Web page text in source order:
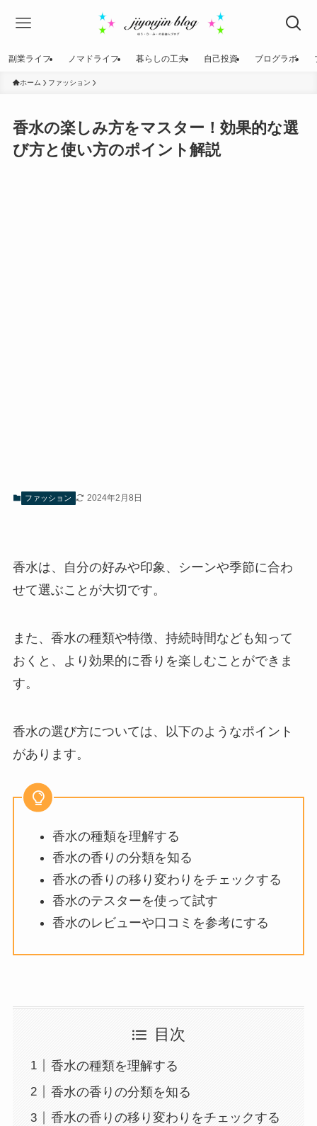
副業ライフ ノマドライフ 暮らしの工夫 自己投資 ブログラボ
ホーム ファッション
香水の楽しみ方をマスター！効果的な選
び方と使い方のポイント解説
ファッション 2024年2月8日
香水は、自分の好みや印象、シーンや季節に合わ
せて選ぶことが大切です。
また、香水の種類や特徴、持続時間なども知って
おくと、より効果的に香りを楽しむことができま
す。
香水の選び方については、以下のようなポイント
があります。
香水の種類を理解する
香水の香りの分類を知る
香水の香りの移り変わりをチェックする
香水のテスターを使って試す
香水のレビューや口コミを参考にする
目次
香水の種類を理解する
香水の香りの分類を知る
香水の香りの移り変わりをチェックする